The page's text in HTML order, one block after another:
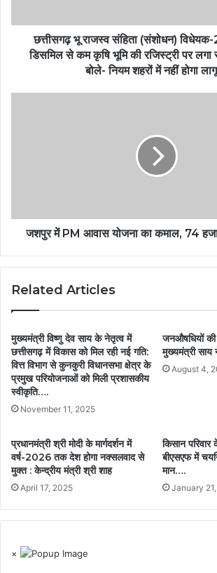
छत्तीसगढ़ भू राजस्व संहिता (संशोधन)
डिसमिल से कम कृषि भूमि की रजिस्ट्री पर लगा
बोले- नियम शहरों में नहीं होगा
जशपुर में PM आवास योजना का कमाल, 74
Related Articles
मुख्यमंत्री विष्णु देव साय के नेतृत्व में
छत्तीसगढ़ में विकास को मिल रही नई गति:
वित्त विभाग से कुनकुरी विधानसभा क्षेत्र के
प्रमुख परियोजनाओं को मिली प्रशासकीय
स्वीकृति….
November 11, 2025
जनऔषधियों की
मुख्यमंत्री साय
August 4,
प्रधानमंत्री श्री मोदी के मार्गदर्शन में
वर्ष-2026 तक देश होगा नक्सलवाद से
मुक्त : केन्द्रीय मंत्री श्री शाह
April 17, 2025
किसान
बीएसएफ में
मान….
January
×